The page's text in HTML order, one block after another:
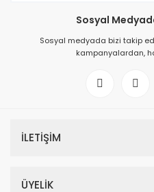
Sosyal
Sosyal medyada bizi takip
kampanyalardan,
İLETİŞİM
ÜYELİK